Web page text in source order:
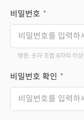
비밀번호
영문, 숫자 조합 8자리 이상
비밀번호 확인